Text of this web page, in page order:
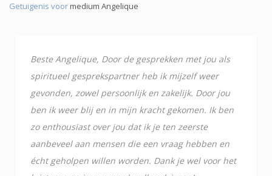
Getuigenis voormedium Angelique
Beste Angelique, Door de gesprekken met jou als
spiritueel gesprekspartner heb ik mijzelf weer
gevonden, zowel persoonlijk en zakelijk. Door jou
ben ik weer blij en in mijn kracht gekomen. Ik ben
zo enthousiast over jou dat ik je ten zeerste
aanbeveel aan mensen die een vraag hebben en
écht geholpen willen worden. Dank je wel voor het